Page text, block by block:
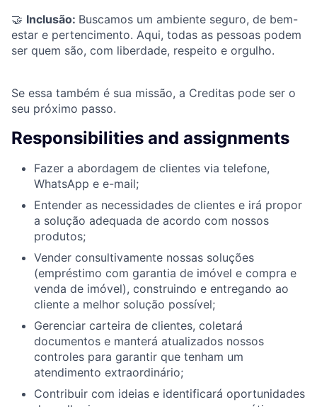
🤝 Inclusão: Buscamos um ambiente seguro, de bem-
estar e pertencimento. Aqui, todas as pessoas podem
ser quem são, com liberdade, respeito e orgulho.
Se essa também é sua missão, a Creditas pode ser o
seu próximo passo.
Responsibilities and assignments
Fazer a abordagem de clientes via telefone,
WhatsApp e e-mail;
Entender as necessidades de clientes e irá propor
a solução adequada de acordo com nossos
produtos;
Vender consultivamente nossas soluções
(empréstimo com garantia de imóvel e compra e
venda de imóvel), construindo e entregando ao
cliente a melhor solução possível;
Gerenciar carteira de clientes, coletará
documentos e manterá atualizados nossos
controles para garantir que tenham um
atendimento extraordinário;
Contribuir com ideias e identificará oportunidades